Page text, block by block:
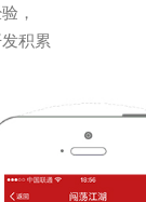
，
积累